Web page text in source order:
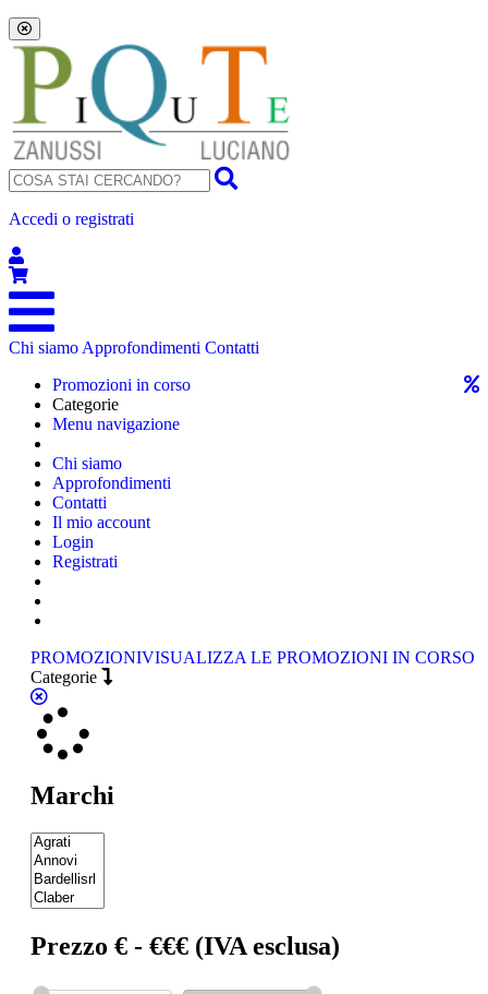
Accedi o registrati
Chi siamo Approfondimenti Contatti
Promozioni in corso
Categorie
Menu navigazione
Chi siamo
Approfondimenti
Contatti
Il mio account
Login
Registrati
PROMOZIONIVISUALIZZA LE PROMOZIONI IN CORSO
Categorie
Marchi
Prezzo € - €€€ (IVA esclusa)